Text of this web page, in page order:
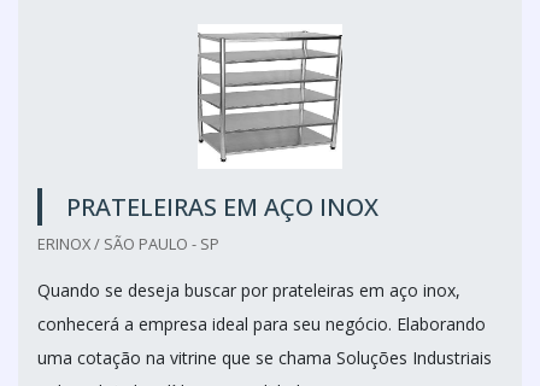
PRATELEIRAS EM AÇO INOX
ERINOX / SÃO PAULO - SP
Quando se deseja buscar por prateleiras em aço inox,
conhecerá a empresa ideal para seu negócio. Elaborando
uma cotação na vitrine que se chama Soluções Industriais